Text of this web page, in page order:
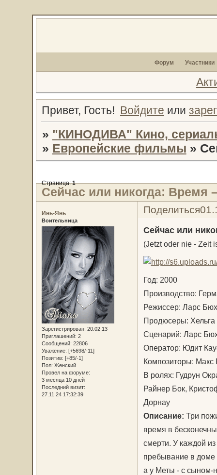
Форум Участники
Привет, Гость! Войдите или
» "КИНОДИВА" Кино,
» Европейские фильмы »
Сейчас или никогда: Время
Страница:1
Поделиться
Инь-Янь
Воительница
Зарегистрирован: 20.02.13
Приглашений: 2
Сообщений: 22806
Уважение: [+5698/-11]
Позитив: [+85/-1]
Пол: Женский
Провел на форуме:
3 месяца 10 дней
Последний визит:
27.11.24 17:32:39
Сейчас или
(Jetzt oder nie - Zeit
Год: 2000
Производство:
Режиссер: Ларс
Продюсеры:
Сценарий: Ларс
Оператор: Юдит
Композиторы:
В ролях: Гудрун
Райнер Бок,
Дорнау
Описание: Три
время в
смерти. У каждой
пребывание в доме
а у Меты - с сыном-